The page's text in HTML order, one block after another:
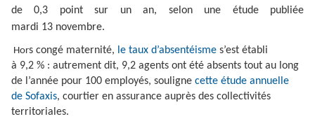
de 0,3 point sur un an, selon une étude publiée
mardi 13 novembre.
Hors congé maternité, le taux d’absentéisme s’est établi
à 9,2 % : autrement dit, 9,2 agents ont été absents tout au long
de l’année pour 100 employés, souligne cette étude annuelle
de Sofaxis, courtier en assurance auprès des collectivités
territoriales.